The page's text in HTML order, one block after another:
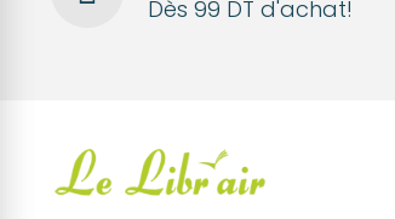
Dès 99 DT d'achat!